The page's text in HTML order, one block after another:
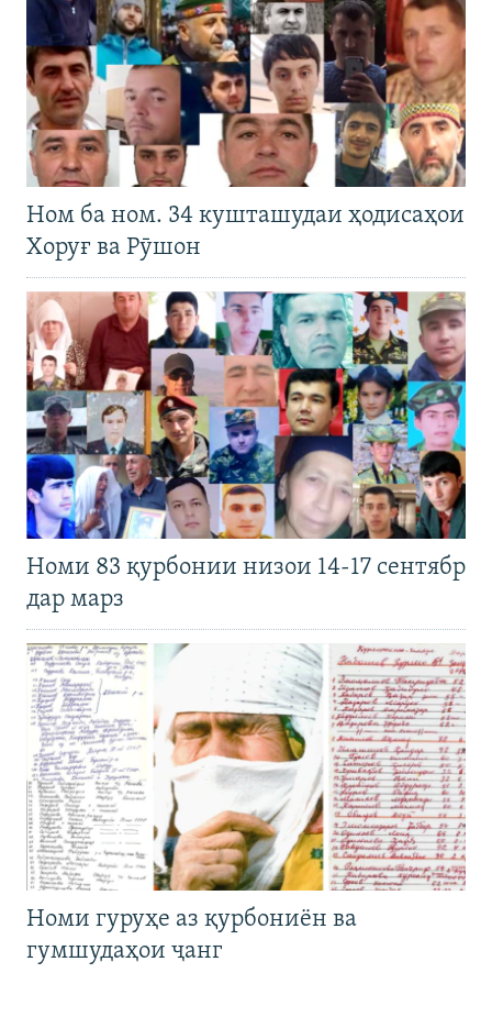
Ном ба ном. 34 кушташудаи ҳодисаҳои
Хоруғ ва Рӯшон
Номи 83 қурбонии низои 14-17 сентябр
дар марз
Номи гуруҳе аз қурбониён ва
гумшудаҳои ҷанг